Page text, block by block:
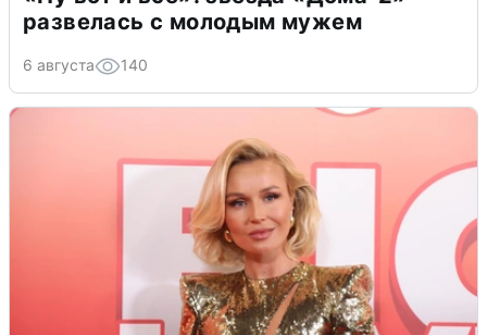
развелась с молодым мужем
6 августа 140